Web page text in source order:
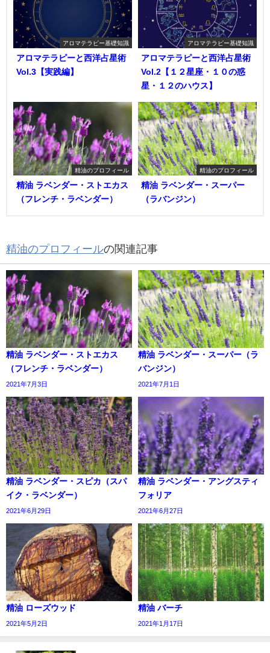
アロマテラピー基礎知識
アロマテラピーと西洋占星術
Vol.3【実践編】
アロマテラピー基礎知識
アロマテラピーと西洋占星術
Vol.2【１２星座・１０の惑
星・１２のハウス】
精油のプロフィール
精油 ラベンダー・ストエカス
（フレンチ・ラベンダー）
精油のプロフィール
精油 ラベンダー・スーパー
（ラバンジン）
精油のプロフィールの関連記事
精油 ラベンダー・ストエカス
（フレンチ・ラベンダー）
2021年7月3日
精油 ラベンダー・スーパー（ラ
バンジン）
2021年7月1日
精油 ラベンダー・スピカ（スパ
イク・ラベンダー）
2021年6月29日
精油 ラベンダー・アングスティ
フォリア
2021年6月27日
精油 ローズウッド
2021年5月2日
精油 バーチ
2021年1月17日